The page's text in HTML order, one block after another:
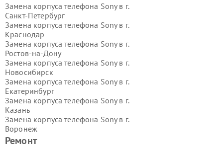
Ремонт
Замена корпуса телефона Sony в г.
Санкт-Петербург
Замена корпуса телефона Sony в г.
Краснодар
Замена корпуса телефона Sony в г.
Ростов-на-Дону
Замена корпуса телефона Sony в г.
Новосибирск
Замена корпуса телефона Sony в г.
Екатеринбург
Замена корпуса телефона Sony в г.
Казань
Замена корпуса телефона Sony в г.
Воронеж
Замена корпуса телефона Sony в г.
Волгоград